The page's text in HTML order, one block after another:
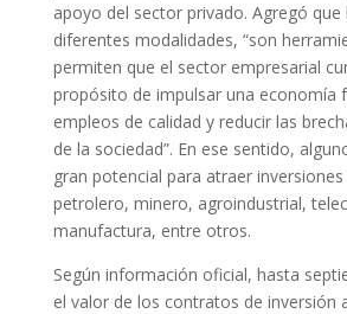
apoyo del sector privado. Agregó que
diferentes modalidades, “son
permiten que el sector empresarial
propósito de impulsar una economía
empleos de calidad y reducir las
de la sociedad”. En ese sentido,
gran potencial para atraer
petrolero, minero, agroindustrial,
manufactura, entre otros.
Según información oficial, hasta
el valor de los contratos de inversión